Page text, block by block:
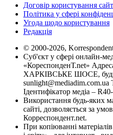
Договір користування
Політика у сфері
Угода щодо користування
Редакція
© 2000-2026,
Суб'єкт у сфері онлайн-
«КореспонденТ.net»
ХАРКІВСЬКЕ ШОСЕ,
sunlight@mediadim.com.ua
Ідентифікатор медіа –
Використання будь-яких
сайті, дозволяється за
Корреспондент.net.
При копіюванні